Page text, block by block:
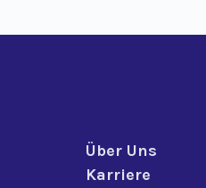
Über Uns
Karriere